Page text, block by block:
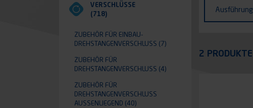
Ausführung
2 PRODUKTE
VERSCHLÜSSE
(718)
ZUBEHÖR FÜR EINBAU-
DREHSTANGENVERSCHLUSS
(7)
ZUBEHÖR FÜR
DREHSTANGENVERSCHLUSS
(4)
ZUBEHÖR FÜR
DREHSTANGENVERSCHLUSS A
USSENLIEGEND
(40)